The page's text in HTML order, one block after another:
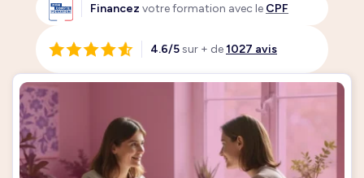
Financez votre formation avec le CPF
4.6/5sur + de1027 avis